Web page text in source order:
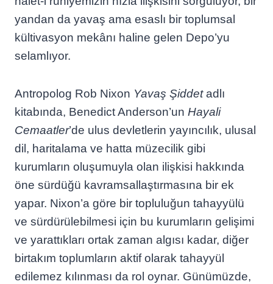
yandan da yavaş ama esaslı bir toplumsal
kültivasyon mekânı haline gelen Depo’yu
selamlıyor.
Antropolog Rob Nixon Yavaş Şiddetadlı
kitabında, Benedict Anderson’un Hayali
Cemaatler’de ulus devletlerin yayıncılık, ulusal
dil, haritalama ve hatta müzecilik gibi
kurumların oluşumuyla olan ilişkisi hakkında
öne sürdüğü kavramsallaştırmasına bir ek
yapar. Nixon’a göre bir topluluğun tahayyülü
ve sürdürülebilmesi için bu kurumların gelişimi
ve yarattıkları ortak zaman algısı kadar, diğer
birtakım toplumların aktif olarak tahayyül
edilemez kılınması da rol oynar. Günümüzde,